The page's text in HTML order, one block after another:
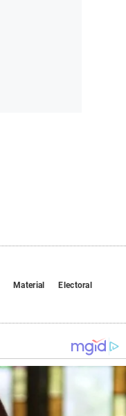
Material
Electoral